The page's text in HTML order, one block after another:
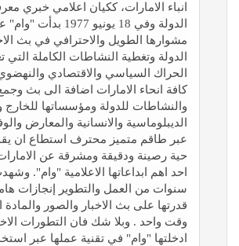
انباء الامارات، ككيان اعلامي خبري
الدولة وفي 18 يونيو 1977 بدأت
مشوارها الطويل والاحترافي في بث
الدولة وتغطية النشاطات الكاملة التي
الحراك السياسي والاقتصادي
كافة انحاء الامارات اضافة الى بث وجمع
والنشاطات للدولة ومؤسساتها للخارج
الديبلوماسية والانسانية والمعارض
عبر طاقم متميز محترف استطاع ان
حية رصينة ودقيقة ومشرقة عن
احد اهم ابداعاتها الاعلامية "وام".
سنوات من العمل والتطوير إنجازات
قدرتها على بث الاخبار والصور والمادة
وقت واحد . وبلا شك فان التطورات
ادخلتها "وام" في تقنية عملها عبر